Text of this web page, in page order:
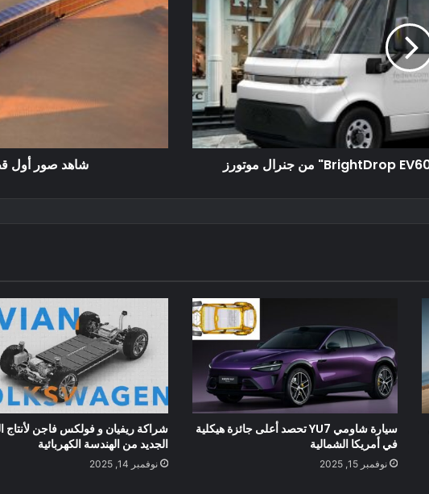
شاهد صور أول
سيارة شاومي YU7 تحصد أعلى جائزة هيكلية
في أمريكا الشمالية
نوفمبر 15, 2025
شراكة ريفيان و فولكس فاجن لأنتاج
الجديد من الهندسة الكهربائية
نوفمبر 14, 2025